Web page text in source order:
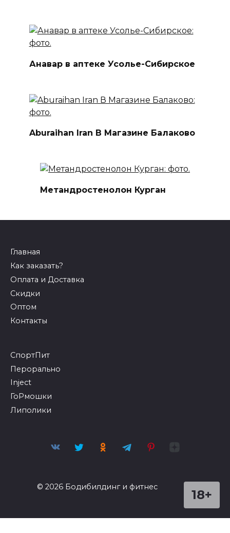
Анавар в аптеке Усолье-Сибирское
Aburaihan Iran В Магазине Балаково
Метандростенолон Курган
Главная
Как заказать?
Оплата и Доставка
Скидки
Оптом
Контакты
СпортПит
Перорально
Inject
ГоРмошки
Липолики
18+
© 2026 Бодибилдинг и фитнес